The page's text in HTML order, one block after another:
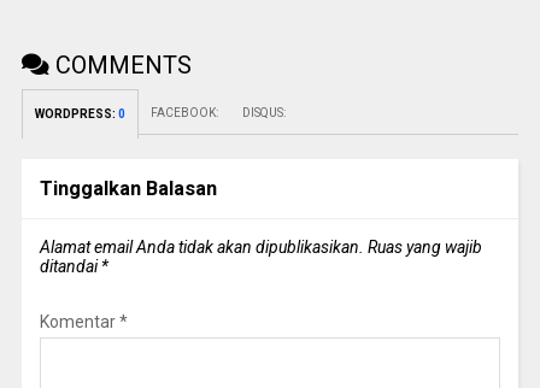
COMMENTS
WORDPRESS: 0 FACEBOOK: DISQUS:
Tinggalkan Balasan
Alamat email Anda tidak akan dipublikasikan. Ruas yang wajib
ditandai*
Komentar*